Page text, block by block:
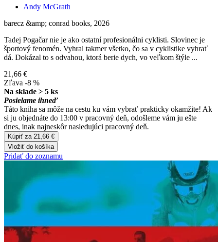
Andy McGrath
barecz &amp; conrad books, 2026
Tadej Pogačar nie je ako ostatní profesionálni cyklisti. Slovinec je
športový fenomén. Vyhral takmer všetko, čo sa v cyklistike vyhrať
dá. Dokázal to s odvahou, ktorá berie dych, vo veľkom štýle ...
21,66 €
Zľava -8 %
Na sklade > 5 ks
Posielame ihneď
Táto kniha sa môže na cestu ku vám vybrať prakticky okamžite! Ak
si ju objednáte do 13:00 v pracovný deň, odošleme vám ju ešte
dnes, inak najneskôr nasledujúci pracovný deň.
Kúpiť za 21,66 €
Vložiť do košíka
Pridať do zoznamu